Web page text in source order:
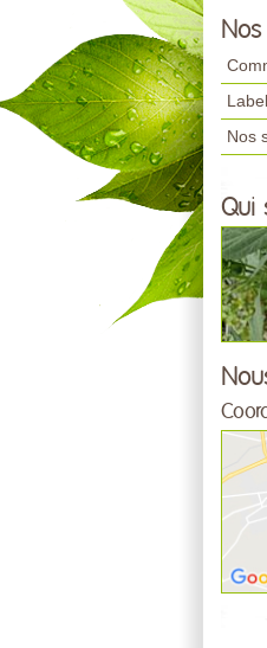
Nos
Nos
Qui